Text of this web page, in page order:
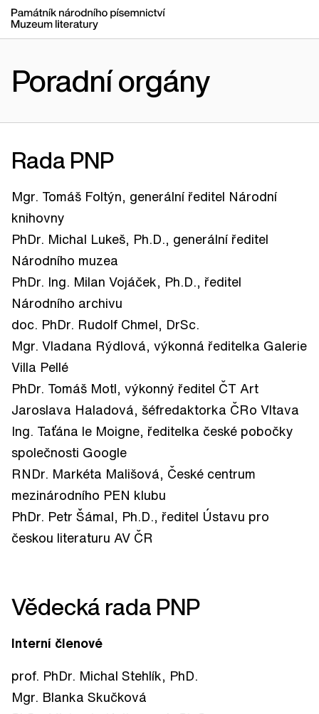
Poradní orgány
Rada PNP
Mgr. Tomáš Foltýn, generální ředitel Národní
knihovny
PhDr. Michal Lukeš, Ph.D., generální ředitel
Národního muzea
PhDr. Ing. Milan Vojáček, Ph.D., ředitel
Národního archivu
doc. PhDr. Rudolf Chmel, DrSc.
Mgr. Vladana Rýdlová, výkonná ředitelka Galerie
Villa Pellé
PhDr. Tomáš Motl, výkonný ředitel ČT Art
Jaroslava Haladová, šéfredaktorka ČRo Vltava
Ing. Taťána le Moigne, ředitelka české pobočky
společnosti Google
RNDr. Markéta Mališová, České centrum
mezinárodního PEN klubu
PhDr. Petr Šámal, Ph.D., ředitel Ústavu pro
českou literaturu AV ČR
Vědecká rada PNP
Interní členové
prof. PhDr. Michal Stehlík, PhD.
Mgr. Blanka Skučková